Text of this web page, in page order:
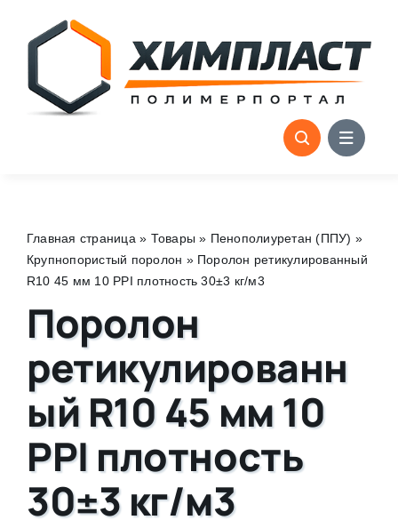
content
Главная страница » Товары » Пенополиуретан (ППУ) »
Крупнопористый поролон » Поролон ретикулированный
R10 45 мм 10 PPI плотность 30±3 кг/м3
Поролон
ретикулированн
ый R10 45 мм 10
PPI плотность
30±3 кг/м3